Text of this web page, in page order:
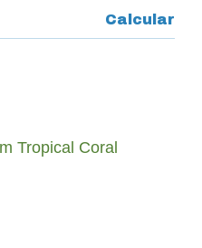
Calcular
Tropical Coral